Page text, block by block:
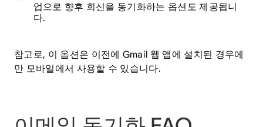
업으로 향후 회신을 동기화하는 옵션도 제공됩니
다.
참고로, 이 옵션은 이전에 Gmail 웹 앱에 설치된 경우에
만 모바일에서 사용할 수 있습니다.